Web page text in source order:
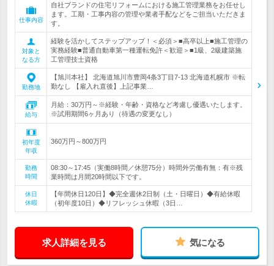
仕事内容
自社ブランドの住宅リフォームにおける施工管理業務をお任せし
ます。工期・工事内容の管理や業者手配などをご担当いただきま
す。
対象と
なる方
経験を活かしてステップアップ！＜必須＞■高卒以上■施工管理の
実務経験■普通自動車第一種運転免許＜歓迎＞■1級、2級建築施
工管理技士資格
勤務地
【旭川本社】 北海道旭川市豊岡4条3丁目7-13 北海道札幌市 ※転
勤なし 【雇入れ直後】上記事業…
給与
月給：30万円～※経験・年齢・資格など考慮し優遇いたします。
※試用期間6ヶ月あり（待遇の変更なし）
初年度
年収
360万円～800万円
勤務
時間
08:30～17:45（実働8時間／休憩75分）時間外労働有無：有※残
業時間は月間20時間以下です。
休日
休暇
【年間休日120日】◆完全週休2日制（土・日曜日）◆有給休暇
（初年度10日）◆リフレッシュ休暇（3日…
求人詳細を見る 気になる